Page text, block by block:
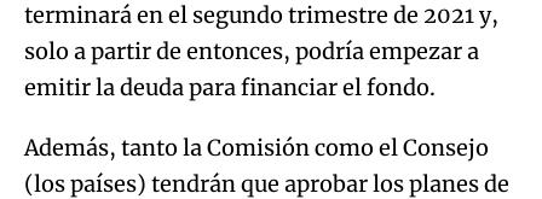
terminará en el segundo trimestre de 2021 y,
solo a partir de entonces, podría empezar a
emitir la deuda para financiar el fondo.
Además, tanto la Comisión como el Consejo
(los países) tendrán que aprobar los planes de